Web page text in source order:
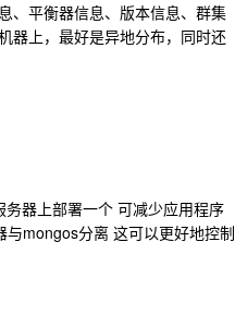
、平衡器信息、版本信息、群集
器上，最好是异地分布，同时还
器上部署一个 可减少应用程序
mongos分离 这可以更好地控制